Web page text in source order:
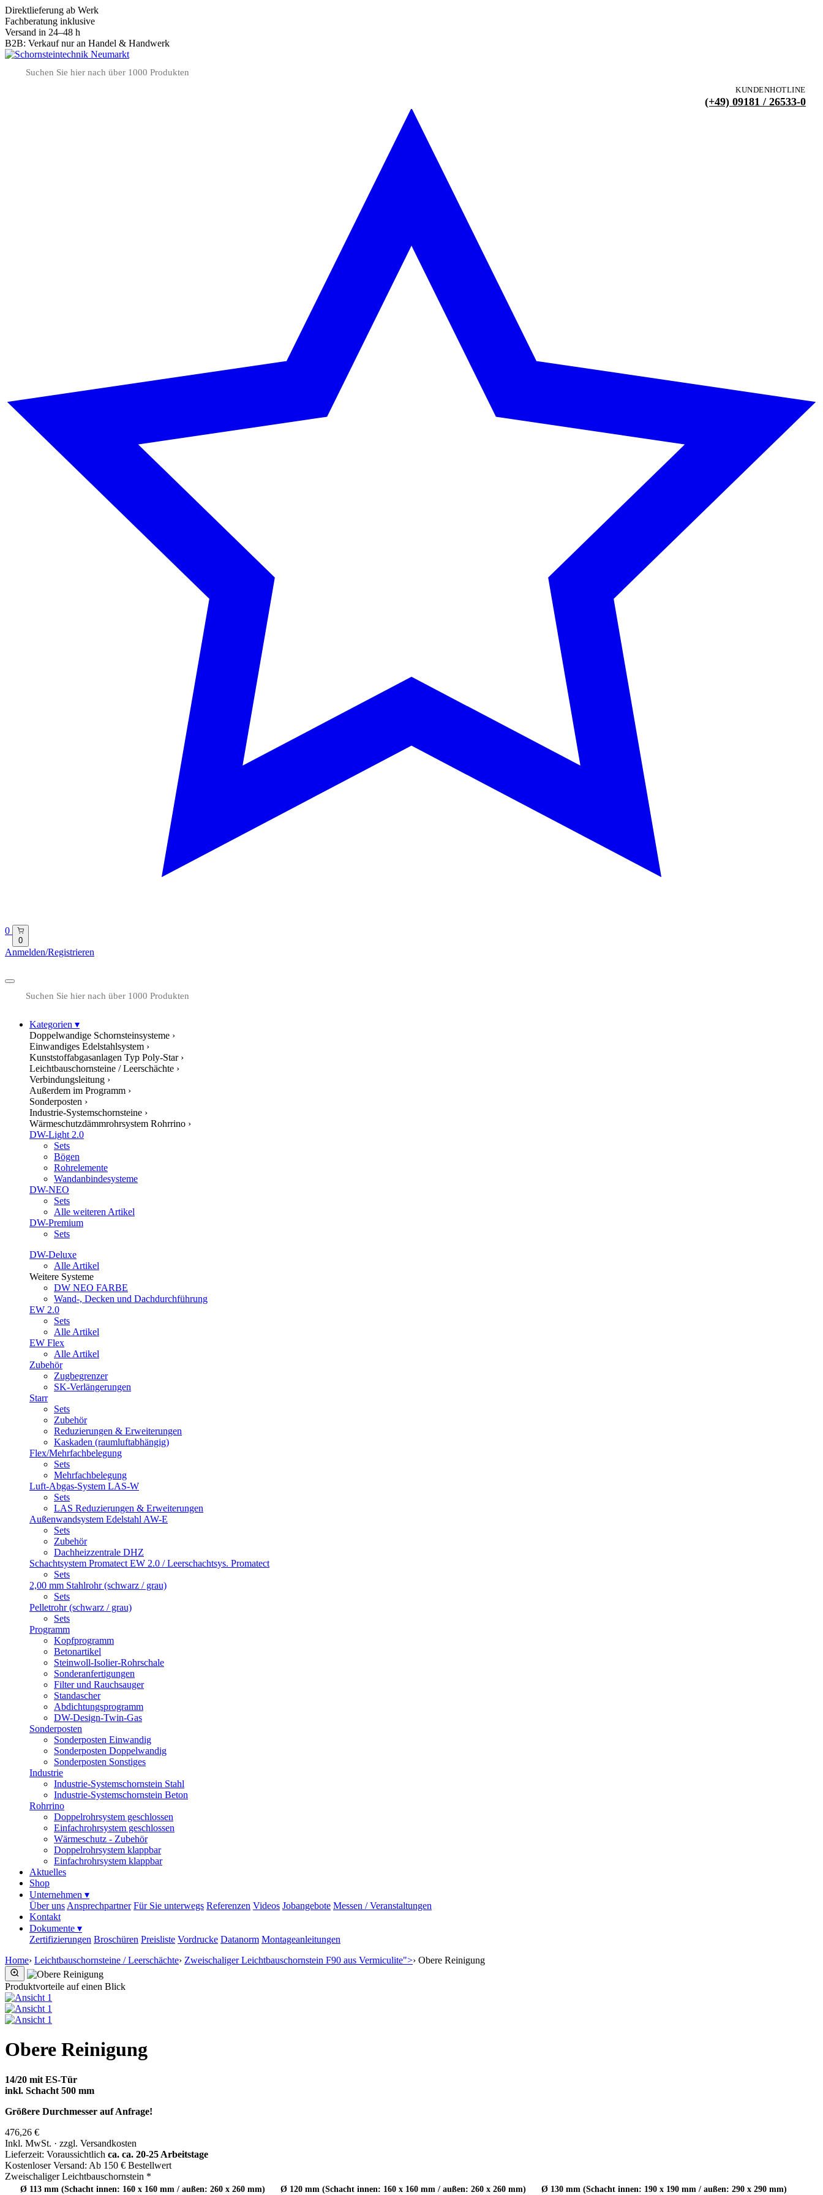
Direktlieferung ab Werk
Fachberatung inklusive
Versand in 24–48 h
B2B: Verkauf nur an Handel & Handwerk
KUNDENHOTLINE
(+49) 09181 / 26533-0
0
0
Anmelden/Registrieren
Kategorien ▾
Doppelwandige Schornsteinsysteme ›
Einwandiges Edelstahlsystem ›
Kunststoffabgasanlagen Typ Poly-Star ›
Leichtbauschornsteine / Leerschächte ›
Verbindungsleitung ›
Außerdem im Programm ›
Sonderposten ›
Industrie-Systemschornsteine ›
Wärmeschutzdämmrohrsystem Rohrrino ›
DW-Light 2.0
Sets
Bögen
Rohrelemente
Wandanbindesysteme
DW-NEO
Sets
Alle weiteren Artikel
DW-Premium
Sets
DW-Deluxe
Alle Artikel
Weitere Systeme
DW NEO FARBE
Wand-, Decken und Dachdurchführung
EW 2.0
Sets
Alle Artikel
EW Flex
Alle Artikel
Zubehör
Zugbegrenzer
SK-Verlängerungen
Starr
Sets
Zubehör
Reduzierungen & Erweiterungen
Kaskaden (raumluftabhängig)
Flex/Mehrfachbelegung
Sets
Mehrfachbelegung
Luft-Abgas-System LAS-W
Sets
LAS Reduzierungen & Erweiterungen
Außenwandsystem Edelstahl AW-E
Sets
Zubehör
Dachheizzentrale DHZ
Schachtsystem Promatect EW 2.0 / Leerschachtsys. Promatect
Sets
2,00 mm Stahlrohr (schwarz / grau)
Sets
Pelletrohr (schwarz / grau)
Sets
Programm
Kopfprogramm
Betonartikel
Steinwoll-Isolier-Rohrschale
Sonderanfertigungen
Filter und Rauchsauger
Standascher
Abdichtungsprogramm
DW-Design-Twin-Gas
Sonderposten
Sonderposten Einwandig
Sonderposten Doppelwandig
Sonderposten Sonstiges
Industrie
Industrie-Systemschornstein Stahl
Industrie-Systemschornstein Beton
Rohrrino
Doppelrohrsystem geschlossen
Einfachrohrsystem geschlossen
Wärmeschutz - Zubehör
Doppelrohrsystem klappbar
Einfachrohrsystem klappbar
Aktuelles
Shop
Unternehmen ▾
Über uns Ansprechpartner Für Sie unterwegs Referenzen Videos Jobangebote Messen / Veranstaltungen
Kontakt
Dokumente ▾
Zertifizierungen Broschüren Preisliste Vordrucke Datanorm Montageanleitungen
Home› Leichtbauschornsteine / Leerschächte› Zweischaliger Leichtbauschornstein F90 aus Vermiculite">› Obere Reinigung
Produktvorteile auf einen Blick
Obere Reinigung
14/20 mit ES-Tür
inkl. Schacht 500 mm
Größere Durchmesser auf Anfrage!
476,26 €
Inkl. MwSt. · zzgl. Versandkosten
Lieferzeit: Voraussichtlich ca. ca. 20-25 Arbeitstage
Kostenloser Versand: Ab 150 € Bestellwert
Zweischaliger Leichtbauschornstein *
Ø 113 mm (Schacht innen: 160 x 160 mm / außen: 260 x 260 mm) Ø 120 mm (Schacht innen: 160 x 160 mm / außen: 260 x 260 mm) Ø 130 mm (Schacht innen: 190 x 190 mm / außen: 290 x 290 mm)